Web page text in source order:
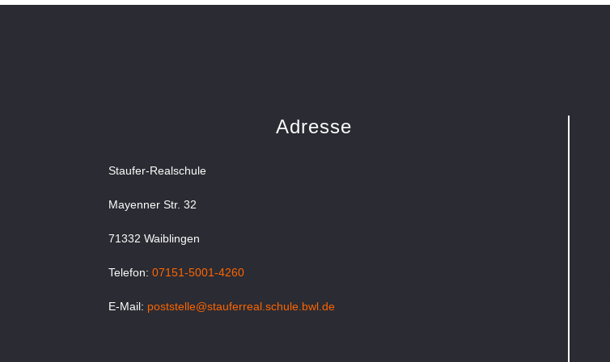
Adresse
Staufer-Realschule
Mayenner Str. 32
71332 Waiblingen
Telefon:07151-5001-4260
E-Mail: poststelle@stauferreal.schule.bwl.de